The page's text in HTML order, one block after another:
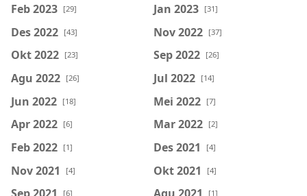
Feb 2023 [29] Jan 2023 [31]
Des 2022 [43] Nov 2022 [37]
Okt 2022 [23] Sep 2022 [26]
Agu 2022 [26] Jul 2022 [14]
Jun 2022 [18] Mei 2022 [7]
Apr 2022 [6] Mar 2022 [2]
Feb 2022 [1] Des 2021 [4]
Nov 2021 [4] Okt 2021 [4]
[6] [1]